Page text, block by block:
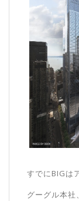
すでにBIGは
グーグル本社